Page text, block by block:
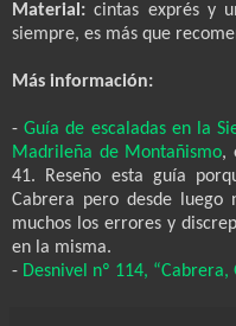
Material: cintas exprés y
siempre, es más que
Más información:
-Guía de escaladas en la
Madrileña de Montañismo,
41. Reseño esta guía
Cabrera pero desde luego
muchos los errores y
en la misma.
- Desnivel nº 114,